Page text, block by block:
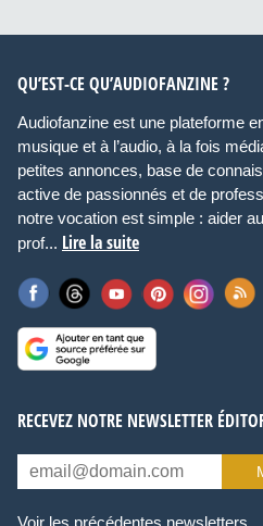
QU’EST-CE QU’AUDIOFANZINE ?
Audiofanzine est une plateforme
musique et à l’audio, à la fois
petites annonces, base de
active de passionnés et de
notre vocation est simple : aider
prof... Lire la suite
RECEVEZ NOTRE NEWSLETTER
Voir les précédentes newsletters